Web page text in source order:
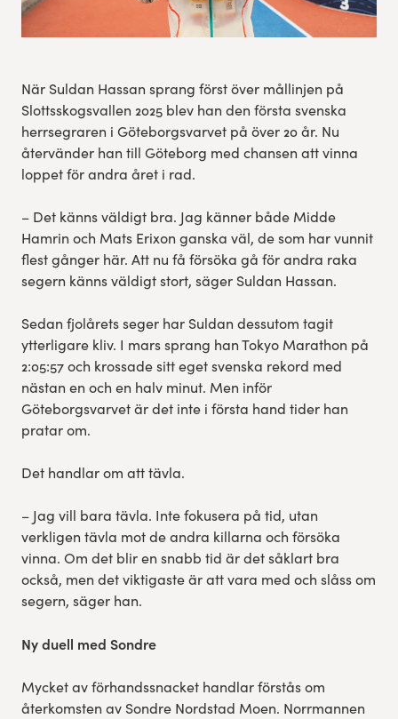
När Suldan Hassan sprang först över mållinjen på
Slottsskogsvallen 2025 blev han den första svenska
herrsegraren i Göteborgsvarvet på över 20 år. Nu
återvänder han till Göteborg med chansen att vinna
loppet för andra året i rad.
– Det känns väldigt bra. Jag känner både Midde
Hamrin och Mats Erixon ganska väl, de som har vunnit
flest gånger här. Att nu få försöka gå för andra raka
segern känns väldigt stort, säger Suldan Hassan.
Sedan fjolårets seger har Suldan dessutom tagit
ytterligare kliv. I mars sprang han Tokyo Marathon på
2:05:57 och krossade sitt eget svenska rekord med
nästan en och en halv minut. Men inför
Göteborgsvarvet är det inte i första hand tider han
pratar om.
Det handlar om att tävla.
– Jag vill bara tävla. Inte fokusera på tid, utan
verkligen tävla mot de andra killarna och försöka
vinna. Om det blir en snabb tid är det såklart bra
också, men det viktigaste är att vara med och slåss om
segern, säger han.
Ny duell med Sondre
Mycket av förhandssnacket handlar förstås om
återkomsten av Sondre Nordstad Moen. Norrmannen